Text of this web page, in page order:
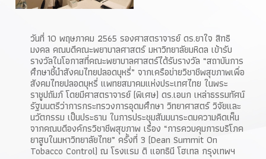
วันที่ 10 พฤษภาคม 2565 รองศาสตราจารย์ ดร.ยาใจ สิทธิ
มงคล คณบดีคณะพยาบาลศาสตร์ มหาวิทยาลัยมหิดล เข้ารับ
รางวัลในโอกาสที่คณะพยาบาลศาสตร์ได้รับรางวัล “สถาบันการ
ศึกษาชี้นำสังคมไทยปลอดบุหรี่” จากเครือข่ายวิชาชีพสุขภาพเพื่อ
สังคมไทยปลอดบุหรี่ แพทยสมาคมแห่งประเทศไทย ในพระ
ราชูปถัมภ์ โดยมีศาสตราจารย์ (พิเศษ) ดร.เอนก เหล่าธรรมทัศน์
รัฐมนตรีว่าการกระทรวงการอุดมศึกษา วิทยาศาสตร์ วิจัยและ
นวัตกรรม เป็นประธาน ในการประชุมสัมมนาระดมความคิดเห็น
จากคณบดีองค์กรวิชาชีพสุขภาพ เรื่อง “การควบคุมการบริโภค
ยาสูบในมหาวิทยาลัยไทย” ครั้งที่ 3 (Dean Summit On
Tobacco Control) ณ โรงแรม ดิ แอทธินี โฮเทล กรุงเทพฯ